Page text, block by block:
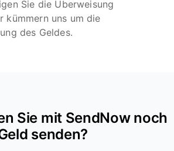
Sie die Überweisung
kümmern uns um die
des Geldes.
Sie mit SendNow noch
senden?